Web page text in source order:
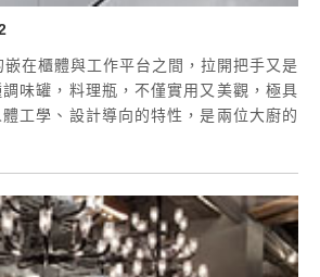
在櫃體與工作平台之間，拉開把手又是
味罐，料理瓶，不僅實用又美觀，極具
工學、設計導向的特性，是兩位大廚的